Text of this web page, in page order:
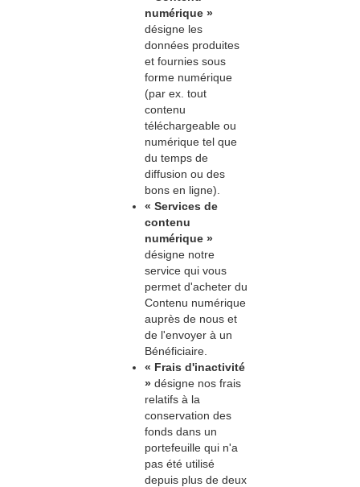
numérique »
désigne les
données produites
et fournies sous
forme numérique
(par ex. tout
contenu
téléchargeable ou
numérique tel que
du temps de
diffusion ou des
bons en ligne).
« Services de
contenu
numérique »
désigne notre
service qui vous
permet d'acheter du
Contenu numérique
auprès de nous et
de l'envoyer à un
Bénéficiaire.
« Frais d'inactivité
» désigne nos frais
relatifs à la
conservation des
fonds dans un
portefeuille qui n'a
pas été utilisé
depuis plus de deux